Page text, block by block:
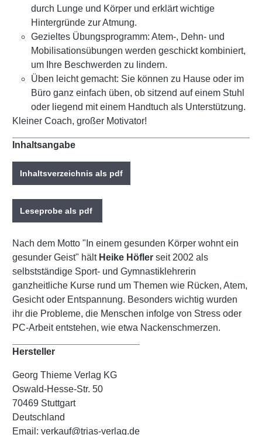
durch Lunge und Körper und erklärt wichtige
Hintergründe zur Atmung.
Gezieltes Übungsprogramm: Atem-, Dehn- und
Mobilisationsübungen werden geschickt kombiniert,
um Ihre Beschwerden zu lindern.
Üben leicht gemacht: Sie können zu Hause oder im
Büro ganz einfach üben, ob sitzend auf einem Stuhl
oder liegend mit einem Handtuch als Unterstützung.
Kleiner Coach, großer Motivator!
Inhaltsangabe
Inhaltsverzeichnis als pdf
Leseprobe als pdf
Nach dem Motto "In einem gesunden Körper wohnt ein
gesunder Geist" hält Heike Höfler seit 2002 als
selbstständige Sport- und Gymnastiklehrerin
ganzheitliche Kurse rund um Themen wie Rücken, Atem,
Gesicht oder Entspannung. Besonders wichtig wurden
ihr die Probleme, die Menschen infolge von Stress oder
PC-Arbeit entstehen, wie etwa Nackenschmerzen.
Hersteller
Georg Thieme Verlag KG
Oswald-Hesse-Str. 50
70469 Stuttgart
Deutschland
Email: verkauf@trias-verlag.de